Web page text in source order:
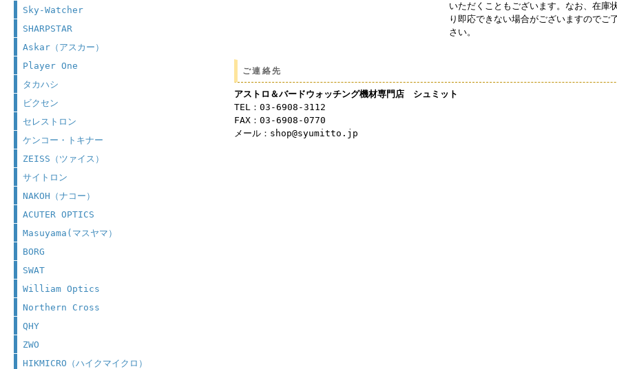
Sky-Watcher
SHARPSTAR
Askar（アスカー）
Player One
タカハシ
ビクセン
セレストロン
ケンコー・トキナー
ZEISS（ツァイス）
サイトロン
NAKOH（ナコー）
ACUTER OPTICS
Masuyama(マスヤマ）
BORG
SWAT
William Optics
Northern Cross
QHY
ZWO
HIKMICRO（ハイクマイクロ）
いただくこともございます。なお、在庫
り即応できない場合がございますのでご
さい。
ご連絡先
アストロ＆バードウォッチング機材専門店 シュミット
TEL：03-6908-3112
FAX：03-6908-0770
メール：shop@syumitto.jp